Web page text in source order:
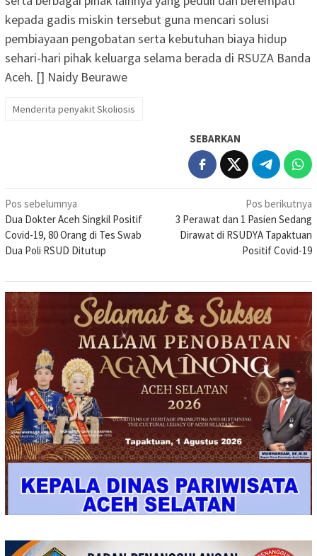
kepada gadis miskin tersebut guna mencari solusi
pembiayaan pengobatan serta kebutuhan biaya hidup
sehari-hari pihak keluarga selama berada di RSUZA Banda
Aceh. [] Naidy Beurawe
Menderita penyakit Skoliosis
SEBARKAN
Navigasi
pos
Pos sebelumnya
Dua Dokter Aceh Singkil Positif
Covid-19, 80 Orang di Tes Swab
Dua Poli RSUD Ditutup
Pos berikutnya
3 Perawat dan 1 Pasien Sedang
Dirawat di RSUDYA Tapaktuan
Positif Covid-19